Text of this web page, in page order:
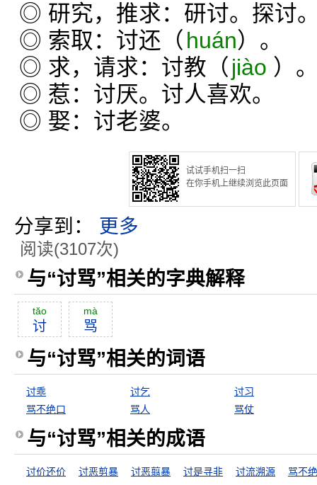
◎ 研究，推求：研讨。探讨
◎ 索取：讨还（ huán）。
◎ 求，请求：讨教（ jiào ）
◎ 惹：讨厌。讨人喜欢。
◎ 娶：讨老婆。
试试手机扫一扫
在你手机上继续浏览此页面
分享到： 更多
阅读(3107次)
与“讨骂”相关的字典解释
tăo
讨
mà
骂
与“讨骂”相关的词语
讨乖 讨乞
讨习
骂不绝口
骂人 骂仗
与“讨骂”相关的成语
讨价还价 讨恶剪暴 讨恶翦暴 讨是寻非 讨流溯源 骂不